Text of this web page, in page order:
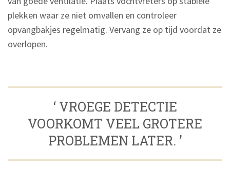
plekken waar ze niet omvallen en controleer
opvangbakjes regelmatig. Vervang ze op tijd voordat ze
overlopen.
‘ VROEGE DETECTIE
VOORKOMT VEEL GROTERE
PROBLEMEN LATER. ’